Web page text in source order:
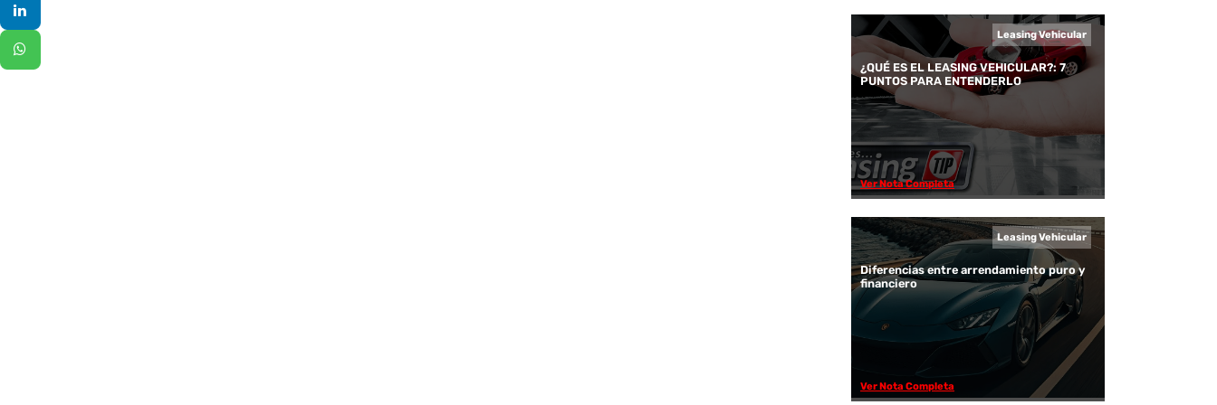
Leasing Vehicular
¿QUÉ ES EL LEASING VEHICULAR?: 7
PUNTOS PARA ENTENDERLO
Ver Nota Completa
Leasing Vehicular
Diferencias entre arrendamiento puro y
financiero
Ver Nota Completa